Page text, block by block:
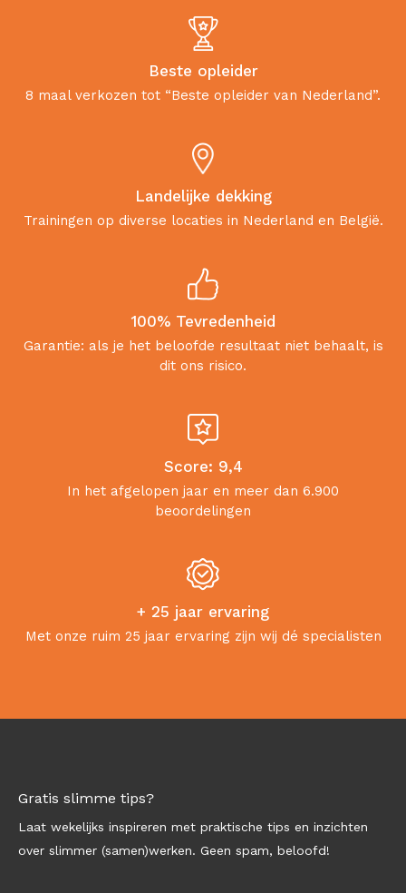
Beste opleider
8 maal verkozen tot “Beste opleider van Nederland”.
Landelijke dekking
Trainingen op diverse locaties in Nederland en België.
100% Tevredenheid
Garantie: als je het beloofde resultaat niet behaalt, is
dit ons risico.
Score: 9,4
In het afgelopen jaar en meer dan 6.900
beoordelingen
+ 25 jaar ervaring
Met onze ruim 25 jaar ervaring zijn wij dé specialisten
Gratis slimme tips?
Laat wekelijks inspireren met praktische tips en inzichten
over slimmer (samen)werken. Geen spam, beloofd!